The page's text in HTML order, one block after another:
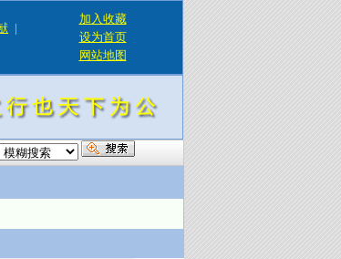
|
加入收藏
设为首页
网站地图